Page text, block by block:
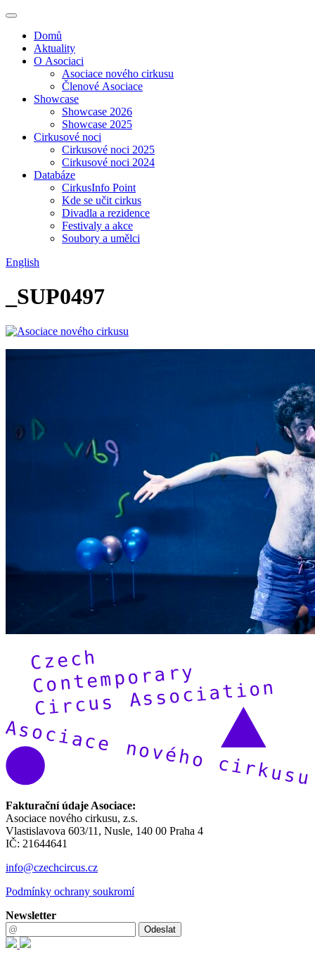
Domů
Aktuality
O Asociaci
Asociace nového cirkusu
Členové Asociace
Showcase
Showcase 2026
Showcase 2025
Cirkusové noci
Cirkusové noci 2025
Cirkusové noci 2024
Databáze
CirkusInfo Point
Kde se učit cirkus
Divadla a rezidence
Festivaly a akce
Soubory a umělci
English
_SUP0497
Fakturační údaje Asociace:
Asociace nového cirkusu, z.s.
Vlastislavova 603/11, Nusle, 140 00 Praha 4
IČ: 21644641
info@czechcircus.cz
Podmínky ochrany soukromí
Newsletter
Odeslat